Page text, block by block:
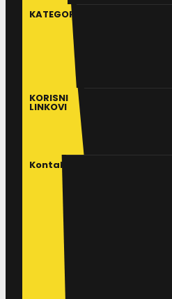
KATEGORIJE
KORISNI
LINKOVI
Kontakt